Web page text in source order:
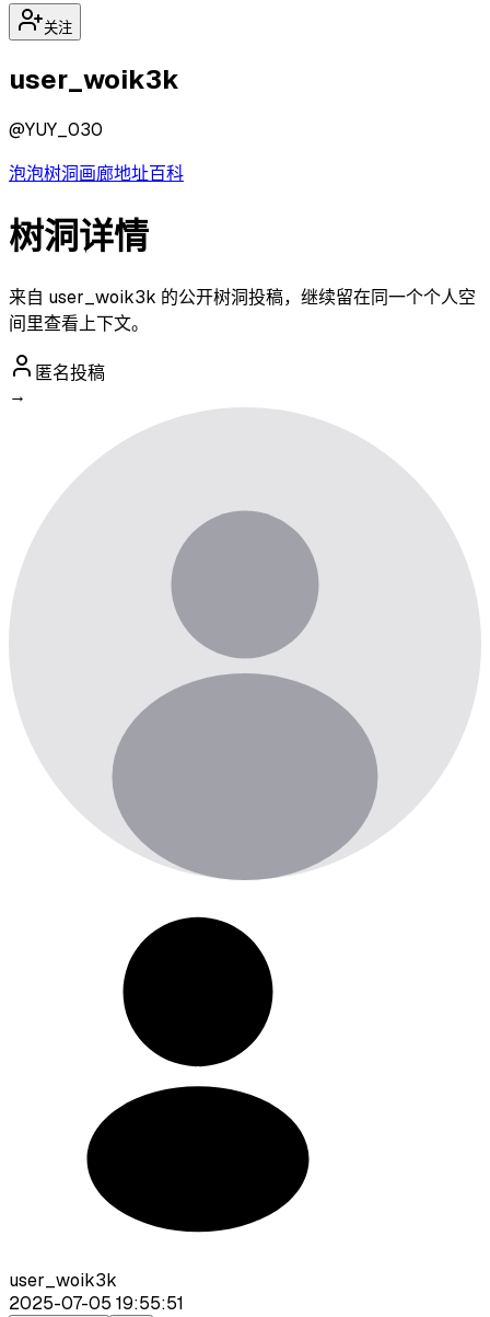
关注
user_woik3k
@YUY_030
泡泡树洞画廊地址百科
树洞详情
来自 user_woik3k 的公开树洞投稿，继续留在同一个个人空
间里查看上下文。
匿名投稿
→
user_woik3k
2025-07-05 19:55:51